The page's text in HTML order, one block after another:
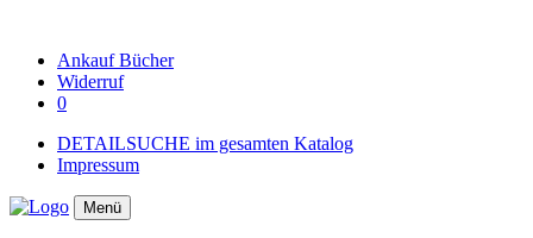
AnkaufBücher
Widerruf
0
DETAILSUCHE im gesamten Katalog
Impressum
Menü